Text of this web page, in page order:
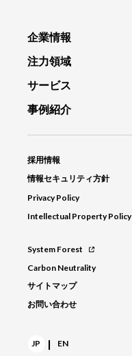
企業情報
注力領域
サービス
事例紹介
採用情報
情報セキュリティ方針
Privacy Policy
Intellectual Property Policy
System Forest
Carbon Neutrality
サイトマップ
お問い合わせ
JP | EN